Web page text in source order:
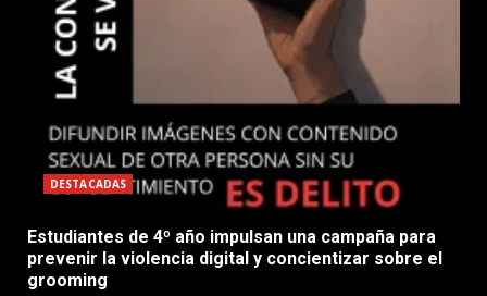
DESTACADAS
Estudiantes de 4º año impulsan una campaña para
prevenir la violencia digital y concientizar sobre el
grooming